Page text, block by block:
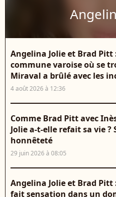
Angelina Jolie et Brad Pitt
commune varoise où se
Miraval a brûlé avec les
4 août 2026 à 12:36
Comme Brad Pitt avec
Jolie a-t-elle refait sa vie ?
honnêteté
29 juin 2026 à 08:05
Angelina Jolie et Brad Pitt
fait sensation dans un